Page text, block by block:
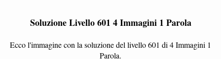
Soluzione Livello 601 4 Immagini 1 Parola
Ecco l'immagine con la soluzione del livello 601 di 4 Immagini 1
Parola.